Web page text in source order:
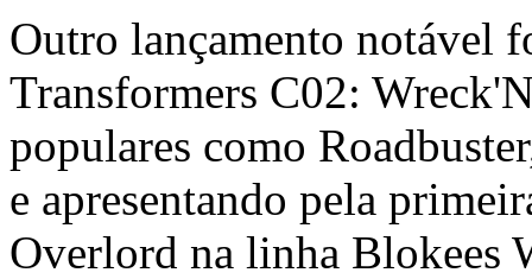
Outro lançamento notável
Transformers C02:
populares como
e apresentando pela
Overlord na linha Blokees